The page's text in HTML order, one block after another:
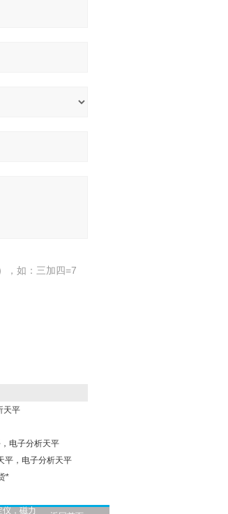
，如：三加四=7
天平
电子分析天平
平，电子分析天平
*
，磁力